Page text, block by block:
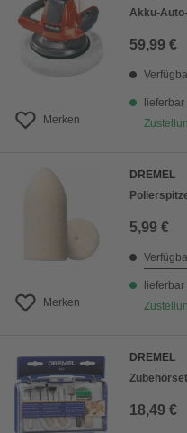
Preis aufsteigend
Preis absteigend
Merken
Akku-
59,99 €
lieferbar
Merken
DREMEL
5,99 €
lieferbar
DREMEL
18,49 €